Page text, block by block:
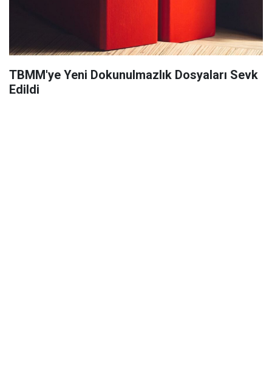
TBMM'ye Yeni Dokunulmazlık Dosyaları Sevk
Edildi